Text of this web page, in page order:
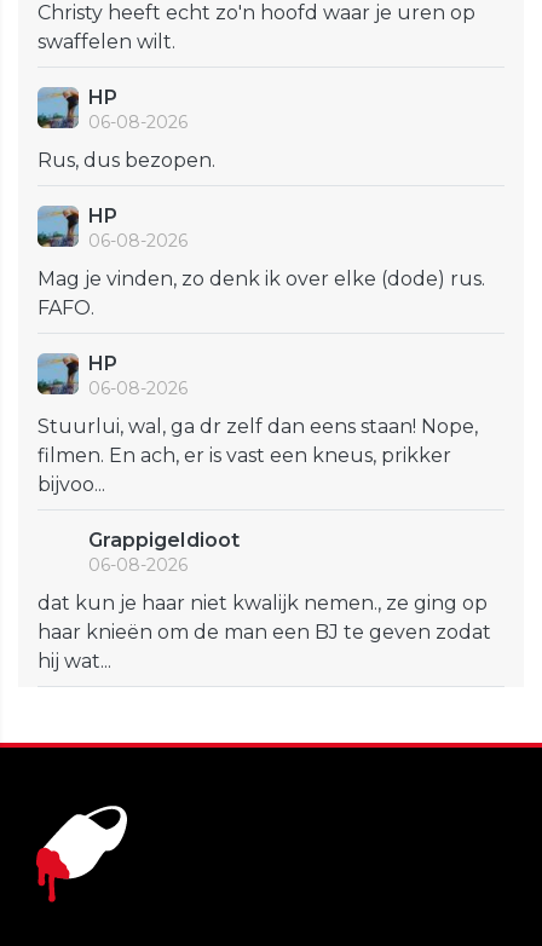
Christy heeft echt zo'n hoofd waar je uren op
swaffelen wilt.
HP
06-08-2026
Rus, dus bezopen.
HP
06-08-2026
Mag je vinden, zo denk ik over elke (dode) rus.
FAFO.
HP
06-08-2026
Stuurlui, wal, ga dr zelf dan eens staan! Nope,
filmen. En ach, er is vast een kneus, prikker
bijvoo...
GrappigeIdioot
06-08-2026
dat kun je haar niet kwalijk nemen., ze ging op
haar knieën om de man een BJ te geven zodat
hij wat...